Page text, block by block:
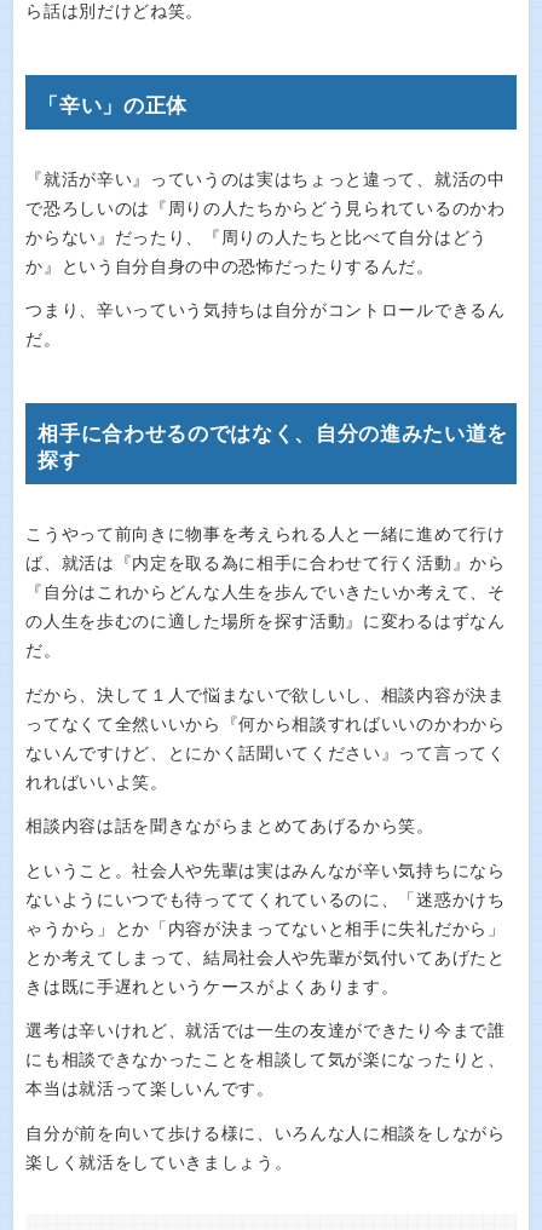
ら話は別だけどね笑。
「辛い」の正体
『就活が辛い』っていうのは実はちょっと違って、就活の中
で恐ろしいのは『周りの人たちからどう見られているのかわ
からない』だったり、『周りの人たちと比べて自分はどう
か』という自分自身の中の恐怖だったりするんだ。
つまり、辛いっていう気持ちは自分がコントロールできるん
だ。
相手に合わせるのではなく、自分の進みたい道を
探す
こうやって前向きに物事を考えられる人と一緒に進めて行け
ば、就活は『内定を取る為に相手に合わせて行く活動』から
『自分はこれからどんな人生を歩んでいきたいか考えて、そ
の人生を歩むのに適した場所を探す活動』に変わるはずなん
だ。
だから、決して１人で悩まないで欲しいし、相談内容が決ま
ってなくて全然いいから『何から相談すればいいのかわから
ないんですけど、とにかく話聞いてください』って言ってく
れればいいよ笑。
相談内容は話を聞きながらまとめてあげるから笑。
ということ。社会人や先輩は実はみんなが辛い気持ちになら
ないようにいつでも待っててくれているのに、「迷惑かけち
ゃうから」とか「内容が決まってないと相手に失礼だから」
とか考えてしまって、結局社会人や先輩が気付いてあげたと
きは既に手遅れというケースがよくあります。
選考は辛いけれど、就活では一生の友達ができたり今まで誰
にも相談できなかったことを相談して気が楽になったりと、
本当は就活って楽しいんです。
自分が前を向いて歩ける様に、いろんな人に相談をしながら
楽しく就活をしていきましょう。